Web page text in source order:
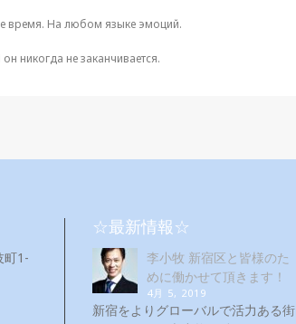
время. На любом языке эмоций.
никогда не заканчивается.
町1-
☆最新情報☆
李小牧 新宿区と皆様のた
めに働かせて頂きます！
4月 5, 2019
新宿をよりグローバルで活力ある街